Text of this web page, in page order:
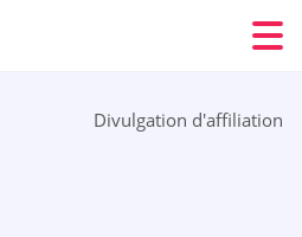
Divulgation d'affiliation